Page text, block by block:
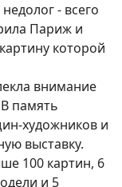
- всего
Париж и
которой
внимание
память
художников и
выставку.
100 картин, 6
и 5